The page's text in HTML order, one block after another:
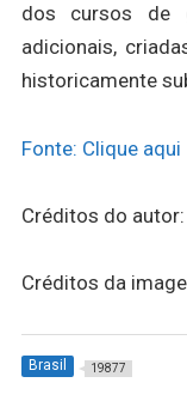
dos cursos de
adicionais,
historicamente
Fonte: Clique aqui
Créditos do autor:
Créditos da
Brasil 19877